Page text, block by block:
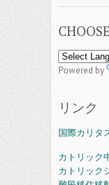
Powered by
リンク
国際カリタ
カトリック
カトリック